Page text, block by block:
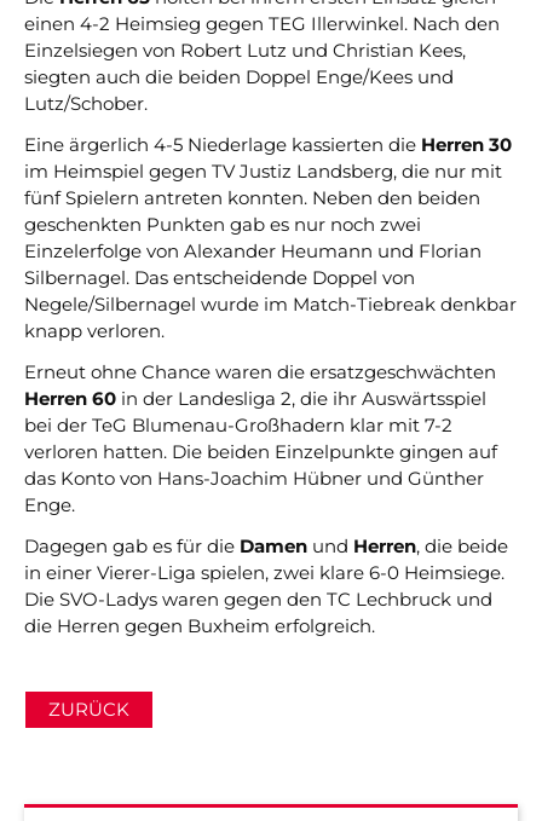
einen 4-2 Heimsieg gegen TEG Illerwinkel. Nach den
Einzelsiegen von Robert Lutz und Christian Kees,
siegten auch die beiden Doppel Enge/Kees und
Lutz/Schober.
Eine ärgerlich 4-5 Niederlage kassierten die Herren 30
im Heimspiel gegen TV Justiz Landsberg, die nur mit
fünf Spielern antreten konnten. Neben den beiden
geschenkten Punkten gab es nur noch zwei
Einzelerfolge von Alexander Heumann und Florian
Silbernagel. Das entscheidende Doppel von
Negele/Silbernagel wurde im Match-Tiebreak denkbar
knapp verloren.
Erneut ohne Chance waren die ersatzgeschwächten
Herren 60 in der Landesliga 2, die ihr Auswärtsspiel
bei der TeG Blumenau-Großhadern klar mit 7-2
verloren hatten. Die beiden Einzelpunkte gingen auf
das Konto von Hans-Joachim Hübner und Günther
Enge.
Dagegen gab es für die Damen und Herren, die beide
in einer Vierer-Liga spielen, zwei klare 6-0 Heimsiege.
Die SVO-Ladys waren gegen den TC Lechbruck und
die Herren gegen Buxheim erfolgreich.
ZURÜCK
Navigation
überspringen
Anfahrt Impressum Datenschutz